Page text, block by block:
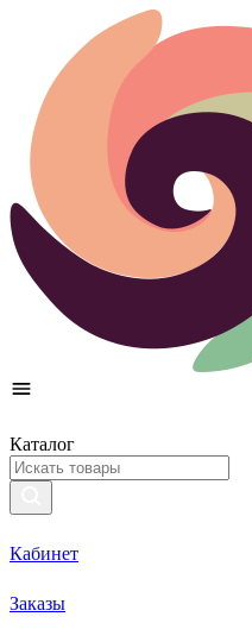
Каталог
Кабинет
Заказы